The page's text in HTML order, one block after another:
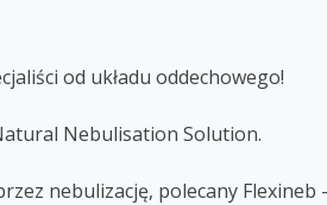
od układu oddechowego!
Nebulisation Solution.
nebulizację, polecany Flexineb